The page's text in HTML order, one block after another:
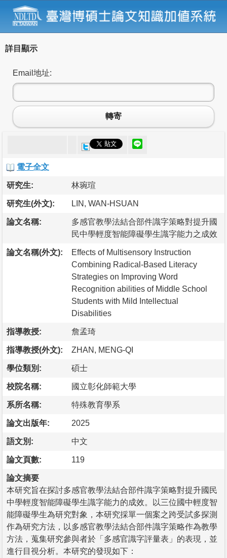
詳目顯示
Email地址:
轉寄
電子全文
研究生: 林琬瑄
研究生(外文): LIN, WAN-HSUAN
論文名稱:
多感官教學法結合部件識字策略對提升國
民中學輕度智能障礙學生識字能力之成效
論文名稱(外文):
Effects of Multisensory Instruction
Combining Radical-Based Literacy
Strategies on Improving Word
Recognition abilities of Middle School
Students with Mild Intellectual
Disabilities
指導教授: 詹孟琦
指導教授(外文): ZHAN, MENG-QI
學位類別: 碩士
校院名稱: 國立彰化師範大學
系所名稱: 特殊教育學系
論文出版年: 2025
語文別: 中文
論文頁數: 119
論文摘要
本研究旨在探討多感官教學法結合部件識字策略對提升國民
中學輕度智能障礙學生識字能力的成效。以三位國中輕度智
能障礙學生為研究對象，本研究採單一個案之跨受試多探測
作為研究方法，以多感官教學法結合部件識字策略作為教學
方法，蒐集研究參與者於「多感官識字評量表」的表現，並
進行目視分析。本研究的發現如下：